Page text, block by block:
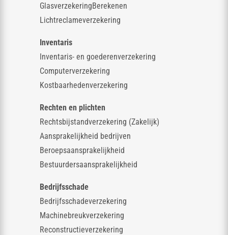
GlasverzekeringBerekenen
Lichtreclameverzekering
Inventaris
Inventaris- en goederenverzekering
Computerverzekering
Kostbaarhedenverzekering
Rechten en plichten
Rechtsbijstandverzekering (Zakelijk)
Aansprakelijkheid bedrijven
Beroepsaansprakelijkheid
Bestuurdersaansprakelijkheid
Bedrijfsschade
Bedrijfsschadeverzekering
Machinebreukverzekering
Reconstructieverzekering